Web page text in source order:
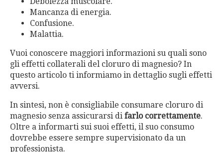
Mancanza di energia.
Confusione.
Malattia.
Vuoi conoscere maggiori informazioni su quali sono
gli effetti collaterali del cloruro di magnesio? In
questo articolo ti informiamo in dettaglio sugli effetti
avversi.
In sintesi, non è consigliabile consumare cloruro di
magnesio senza assicurarsi di farlo correttamente.
Oltre a informarti sui suoi effetti, il suo consumo
dovrebbe essere sempre supervisionato da un
professionista.